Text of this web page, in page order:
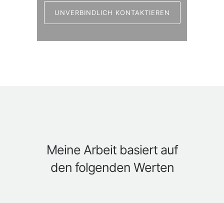
UNVERBINDLICH KONTAKTIEREN
Meine Arbeit basiert auf
den folgenden Werten